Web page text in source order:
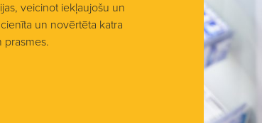
veicinot iekļaujošu un
un novērtēta katra
prasmes.